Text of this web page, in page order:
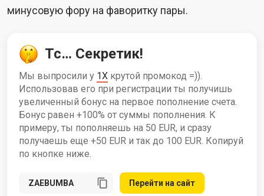
минусовую фору на фаворитку пары.
Тс… Секретик!
Мы выпросили у 1X крутой промокод =)).
Использовав его при регистрации ты получишь
увеличенный бонус на первое пополнение счета.
Бонус равен +100% от суммы пополнения. К
примеру, ты пополняешь на 50 EUR, и сразу
получаешь еще +50 EUR и так до 100 EUR. Копируй
по кнопке ниже.
Перейти на сайт